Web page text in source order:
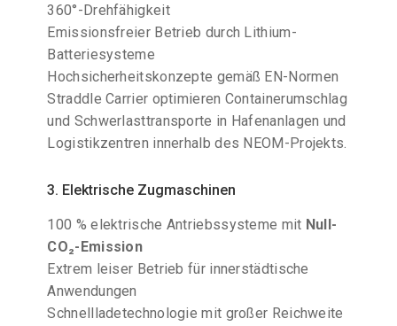
360°-Drehfähigkeit
Emissionsfreier Betrieb durch Lithium-
Batteriesysteme
Hochsicherheitskonzepte gemäß EN-Normen
Straddle Carrier optimieren Containerumschlag
und Schwerlasttransporte in Hafenanlagen und
Logistikzentren innerhalb des NEOM-Projekts.
3. Elektrische Zugmaschinen
100 % elektrische Antriebssysteme mit Null-
CO₂-Emission
Extrem leiser Betrieb für innerstädtische
Anwendungen
Schnellladetechnologie mit großer Reichweite